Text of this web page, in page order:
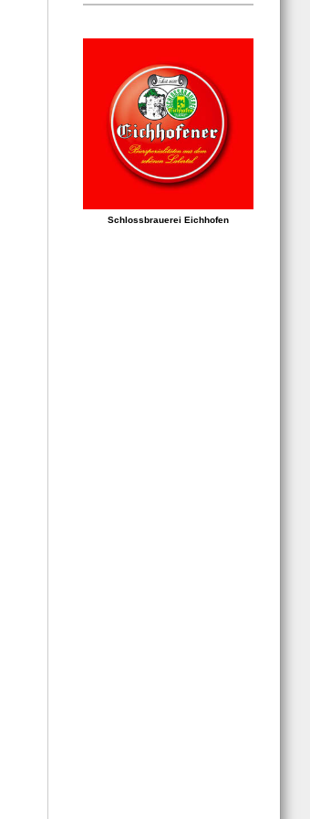
Schlossbrauerei Eichhofen